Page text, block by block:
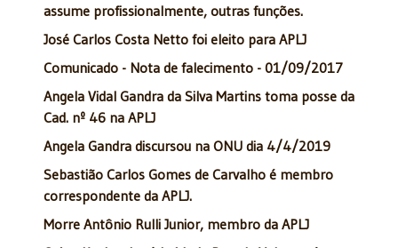
assume profissionalmente, outras funções.
José Carlos Costa Netto foi eleito para APLJ
Comunicado - Nota de falecimento - 01/09/2017
Angela Vidal Gandra da Silva Martins toma posse da
Cad. nº 46 na APLJ
Angela Gandra discursou na ONU dia 4/4/2019
Sebastião Carlos Gomes de Carvalho é membro
correspondente da APLJ.
Morre Antônio Rulli Junior, membro da APLJ